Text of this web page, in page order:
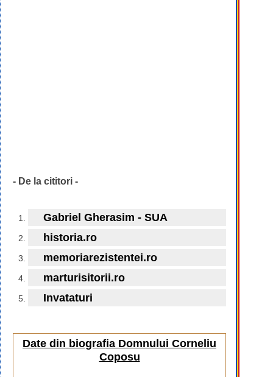
- De la cititori -
Gabriel Gherasim - SUA
historia.ro
memoriarezistentei.ro
marturisitorii.ro
Invataturi
Date din biografia Domnului Corneliu
Coposu